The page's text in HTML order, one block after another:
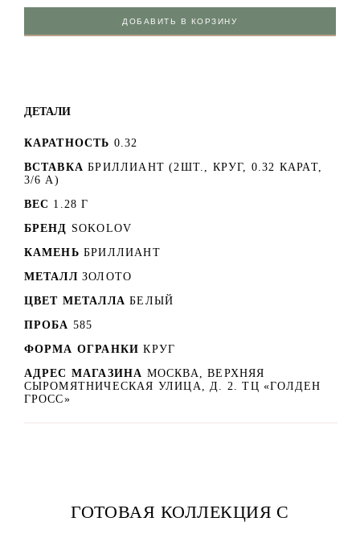
ДОБАВИТЬ В КОРЗИНУ
ДЕТАЛИ
КАРАТНОСТЬ 0.32
ВСТАВКА БРИЛЛИАНТ (2ШТ., КРУГ, 0.32 КАРАТ,
3/6 А)
ВЕС 1.28 Г
БРЕНД SOKOLOV
КАМЕНЬ БРИЛЛИАНТ
МЕТАЛЛ ЗОЛОТО
ЦВЕТ МЕТАЛЛА БЕЛЫЙ
ПРОБА 585
ФОРМА ОГРАНКИ КРУГ
АДРЕС МАГАЗИНА МОСКВА, ВЕРХНЯЯ
СЫРОМЯТНИЧЕСКАЯ УЛИЦА, Д. 2. ТЦ «ГОЛДЕН
ГРОСС»
ГОТОВАЯ КОЛЛЕКЦИЯ С